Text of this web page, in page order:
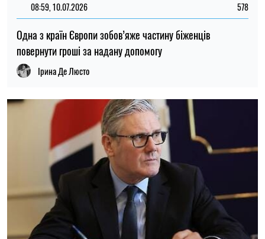
08:59, 10.07.2026 578
Одна з країн Європи зобов’яже частину біженців
повернути гроші за надану допомогу
Ірина Де Люсто